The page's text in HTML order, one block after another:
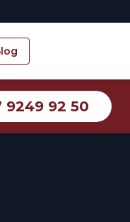
9249 92 50